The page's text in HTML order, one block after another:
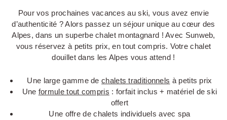
Pour vos prochaines vacances au ski, vous avez envie
d’authenticité ? Alors passez un séjour unique au cœur des
Alpes, dans un superbe chalet montagnard ! Avec Sunweb,
vous réservez à petits prix, en tout compris. Votre chalet
douillet dans les Alpes vous attend !
Une large gamme dechalets traditionnels à petits prix
Une formule tout compris : forfait inclus + matériel de ski
offert
Une offre de chalets individuels avec spa